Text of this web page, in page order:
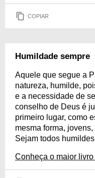
COPIAR
Humildade sempre
Aquele que segue a
natureza, humilde,
e a necessidade de
conselho de Deus é
primeiro lugar, como
mesma forma,
Sejam todos
Conheça o maior